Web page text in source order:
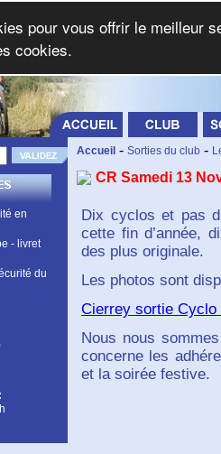
en
- livret
du
:
Accueil - Sorties du club -
CR Samedi 13
Dix cyclos et pas
cette fin d’année,
des plus originale.
Les photos sont
Cierrey sortie Cyclo
Nous nous
concerne les
et la soirée festive.
pour vous offrir le meilleur
cookies.